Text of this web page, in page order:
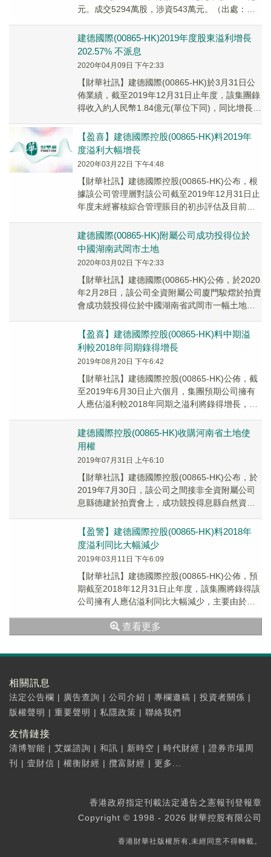
元。成交5294萬股，涉資543萬元。（出處：
建德國際(00865-HK)2019年度股東溢利增長
202.57% 不派息
2020年04月09日 下午2:33
【財華社訊】建德國際(00865-HK)於3月31日公
佈業績，截至2019年12月31日止年度，該集團錄
得收入約人民幣1.84億元(單位下同)，同比增長
【盈喜】建德國際控股(00865-HK)料2019年
度溢利大幅增長
2020年03月22日 下午4:48
【財華社訊】建德國際控股(00865-HK)公布，根
據該公司管理層對該公司截至2019年12月31日止
年度未經審核綜合管理賬目的初步評估及目前可
建德國際(00865-HK)附屬公司成功投得位於
中國湖南武岡市土地
2020年03月02日 下午2:33
【財華社訊】建德國際(00865-HK)公佈，於2020
年2月28日，該公司全資附屬公司廈門駿熠於拍賣
會成功競投得位於中國湖南省武岡市一幅土地的
【盈喜】建德國際控股(00865-HK)料中期溢
利較2018年同期錄得增長
2019年08月20日 下午6:42
【財華社訊】建德國際控股(00865-HK)公佈，截
至2019年6月30日止六個月，集團預期公司擁有
人應佔溢利較2018年同期之溢利將錄得增長，此
增加。
建德國際控股(00865-HK)收購河南省土地使
用權
2019年07月31日 上午6:10
【財華社訊】建德國際控股(00865-HK)公布，於
2019年7月30日，該公司之間接非全資附屬公司
息縣德建於拍賣會上，成功競投得息縣自然資源
【盈警】建德國際控股(00865-HK)料2018年
度溢利同比大幅減少
2019年03月11日 下午6:09
【財華社訊】建德國際控股(00865-HK)公佈，預
期截至2018年12月31日止年度，該集團將錄得該
公司擁有人應佔溢利同比大幅減少，主要由於該
查看更多
相關訊息
法定公告欄 | 廣告查詢 | 公司介紹 | 專欄邀稿 | 投資者關係 |
版權聲明 | 重要聲明 | 私隱政策 | 聯絡我們
友情鏈接
清博智能 | 艾媒諮詢 | 和訊 | 新時空 | 時代財經 | 證券市場周
刊
| 壹財信 | 權衡財經 | 攬富財經 | 更多...
香港政府指定刊載法定通告之憲報刊登報章
Copyright © 1998 - 2026 財華控股有限公司
香港財華社版權所有,未經同意不得轉載。